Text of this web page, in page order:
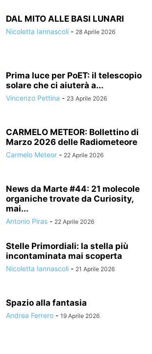
DAL MITO ALLE BASI LUNARI
Nicoletta Iannascoli - 28 Aprile 2026
Prima luce per PoET: il telescopio
solare che ci aiuterà a...
Vincenzo Pettina - 23 Aprile 2026
CARMELO METEOR: Bollettino di
Marzo 2026 delle Radiometeore
Carmelo Meteor - 22 Aprile 2026
News da Marte #44: 21 molecole
organiche trovate da Curiosity,
mai...
Antonio Piras - 22 Aprile 2026
Stelle Primordiali: la stella più
incontaminata mai scoperta
Nicoletta Iannascoli - 21 Aprile 2026
Spazio alla fantasia
Andrea Ferrero - 19 Aprile 2026